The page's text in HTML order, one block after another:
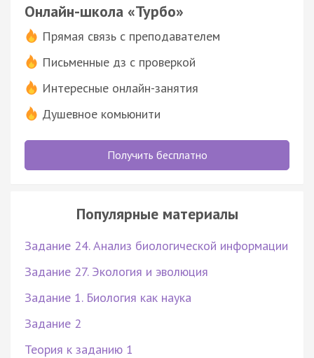
Онлайн-школа «Турбо»
Прямая связь с преподавателем
Письменные дз с проверкой
Интересные онлайн-занятия
Душевное комьюнити
Получить бесплатно
Популярные материалы
Задание 24. Анализ биологической информации
Задание 27. Экология и эволюция
Задание 1. Биология как наука
Задание 2
Теория к заданию 1